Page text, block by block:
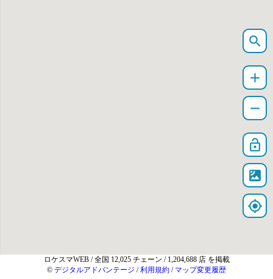
search
add
remove
lock_open
satellite
my_location
ロケスマWEB / 全国 12,025 チェーン / 1,204,688 店 を掲載
© デジタルアドバンテージ /利用規約 / マップ変更履歴